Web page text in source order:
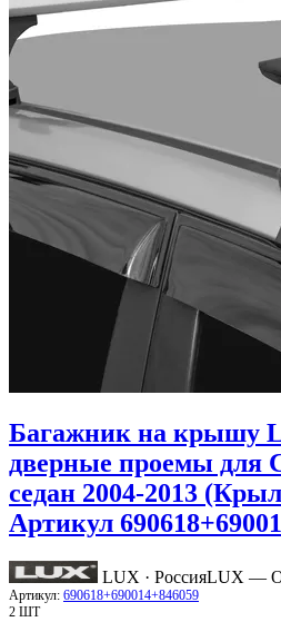
Багажник на крышу
дверные проемы для
седан 2004-2013
Артикул
LUX · РоссияLUX —
Артикул: 690618+690014+846059
2 ШТ